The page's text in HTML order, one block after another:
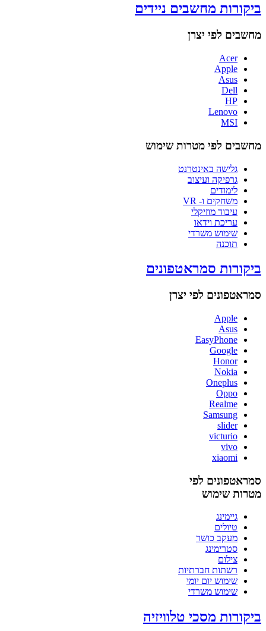
ביקורות מחשבים ניידים
מחשבים לפי יצרן
Acer
Apple
Asus
Dell
HP
Lenovo
MSI
מחשבים לפי מטרות שימוש
גלישה באינטרנט
גרפיקה ועיצוב
לימודים
משחקים ו- VR
עיבוד מוזיקלי
עריכת וידאו
שימוש משרדי
תוכנה
ביקורות סמראטפונים
סמראטפונים לפי יצרן
Apple
Asus
EasyPhone
Google
Honor
Nokia
Oneplus
Oppo
Realme
Samsung
slider
victurio
vivo
xiaomi
סמראטפונים לפי
מטרות שימוש
גיימינג
טיולים
מעקב כושר
סטרימינג
צילום
רשתות חברתיות
שימוש יום יומי
שימוש משרדי
ביקורות מסכי טלוויזיה